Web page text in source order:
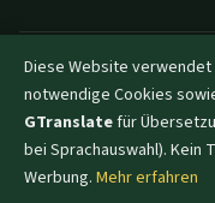
© 2026 TuS
Dunkel|
Diese Website
notwendige Cookies
GTranslatefür
bei Sprachauswahl). Kein
Werbung. Mehr erfahren
Start